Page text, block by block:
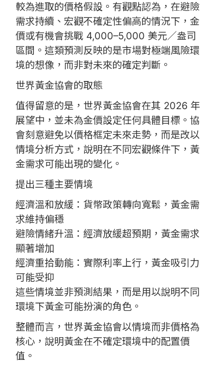
較為進取的價格假設。有觀點認為，在避險
需求持續、宏觀不確定性偏高的情況下，金
價或有機會挑戰 4,000–5,000 美元／盎司
區間。這類預測反映的是市場對極端風險環
境的想像，而非對未來的確定判斷。
世界黃金協會的取態
值得留意的是，世界黃金協會在其 2026 年
展望中，並未為金價設定任何具體目標。協
會刻意避免以價格框定未來走勢，而是改以
情境分析方式，說明在不同宏觀條件下，黃
金需求可能出現的變化。
提出三種主要情境
經濟溫和放緩：貨幣政策轉向寬鬆，黃金需
求維持偏穩
避險情緒升溫：經濟放緩超預期，黃金需求
顯著增加
經濟重拾動能：實際利率上行，黃金吸引力
可能受抑
這些情境並非預測結果，而是用以說明不同
環境下黃金可能扮演的角色。
整體而言，世界黃金協會以情境而非價格為
核心，說明黃金在不確定環境中的配置價
值。